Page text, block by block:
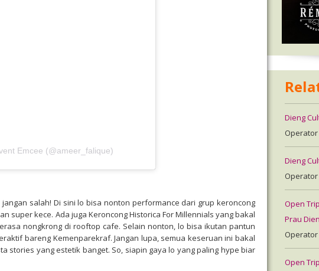
Emcee (@ameer_falique)
salah! Di sini lo bisa nonton performance dari grup keroncong
super kece. Ada juga Keroncong Historica For Millennials yang bakal
nongkrong di rooftop cafe. Selain nonton, lo bisa ikutan pantun
bareng Kemenparekraf. Jangan lupa, semua keseruan ini bakal
stories yang estetik banget. So, siapin gaya lo yang paling hype biar
Dieng
Operator
Dieng
Operator
Open
Prau
Operator
Open